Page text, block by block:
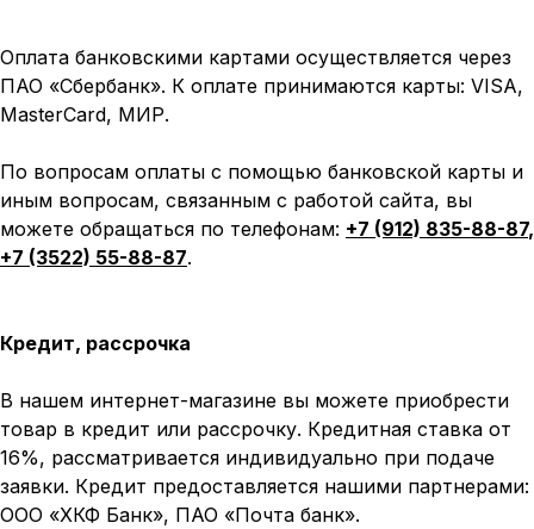
Оплата банковскими картами осуществляется через
ПАО «Сбербанк». К оплате принимаются карты: VISA,
MasterCard, МИР.
По вопросам оплаты с помощью банковской карты и
иным вопросам, связанным с работой сайта, вы
можете обращаться по телефонам: +7 (912) 835-88-87,
+7 (3522) 55-88-87.
Кредит, рассрочка
В нашем интернет-магазине вы можете приобрести
товар в кредит или рассрочку. Кредитная ставка от
16%, рассматривается индивидуально при подаче
заявки. Кредит предоставляется нашими партнерами:
ООО «ХКФ Банк», ПАО «Почта банк».